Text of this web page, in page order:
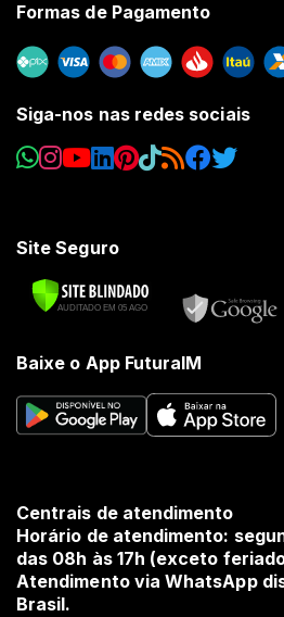
Formas de Pagamento
Siga-nos nas redes sociais
Site Seguro
Baixe o App FuturaIM
Centrais de atendimento
Horário de atendimento:
das 08h às 17h (exceto
Atendimento via WhatsApp
Brasil.